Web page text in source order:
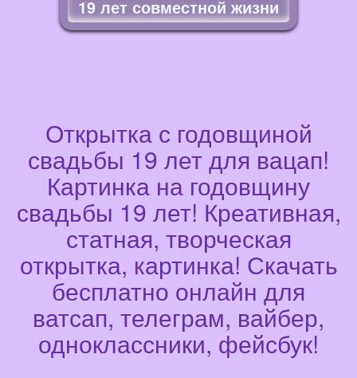
19 лет совместной жизни
Открытка с годовщиной
свадьбы 19 лет для вацап!
Картинка на годовщину
свадьбы 19 лет! Креативная,
статная, творческая
открытка, картинка! Скачать
бесплатно онлайн для
ватсап, телеграм, вайбер,
одноклассники, фейсбук!